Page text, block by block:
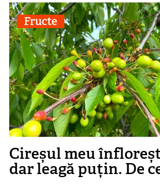
Fructe
Cireșul meu
dar leagă puțin. De